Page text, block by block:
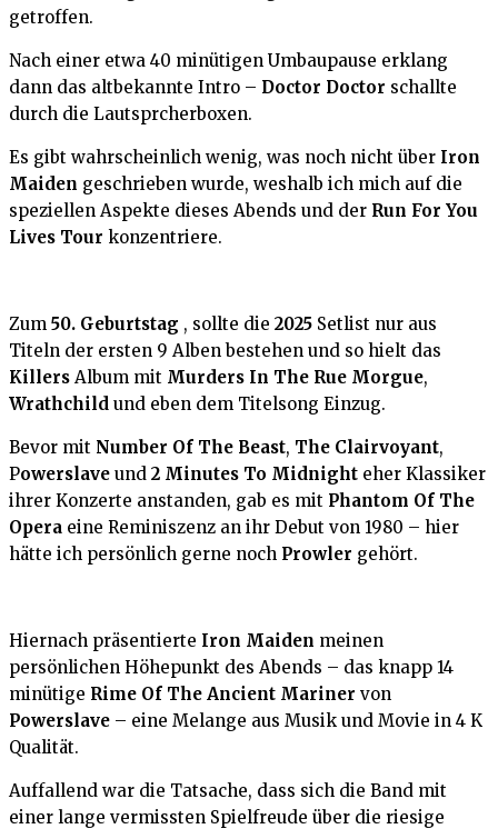
getroffen.
Nach einer etwa 40 minütigen Umbaupause erklang
dann das altbekannte Intro – Doctor Doctor schallte
durch die Lautsprcherboxen.
Es gibt wahrscheinlich wenig, was noch nicht über Iron
Maiden geschrieben wurde, weshalb ich mich auf die
speziellen Aspekte dieses Abends und der Run For You
Lives Tour konzentriere.
Zum 50. Geburtstag , sollte die 2025 Setlist nur aus
Titeln der ersten 9 Alben bestehen und so hielt das
Killers Album mit Murders In The Rue Morgue,
Wrathchild und eben dem Titelsong Einzug.
Bevor mit Number Of The Beast, The Clairvoyant,
Powerslave und 2 Minutes To Midnight eher Klassiker
ihrer Konzerte anstanden, gab es mit Phantom Of The
Opera eine Reminiszenz an ihr Debut von 1980 – hier
hätte ich persönlich gerne noch Prowler gehört.
Hiernach präsentierte Iron Maiden meinen
persönlichen Höhepunkt des Abends – das knapp 14
minütige Rime Of The Ancient Mariner von
Powerslave – eine Melange aus Musik und Movie in 4 K
Qualität.
Auffallend war die Tatsache, dass sich die Band mit
einer lange vermissten Spielfreude über die riesige